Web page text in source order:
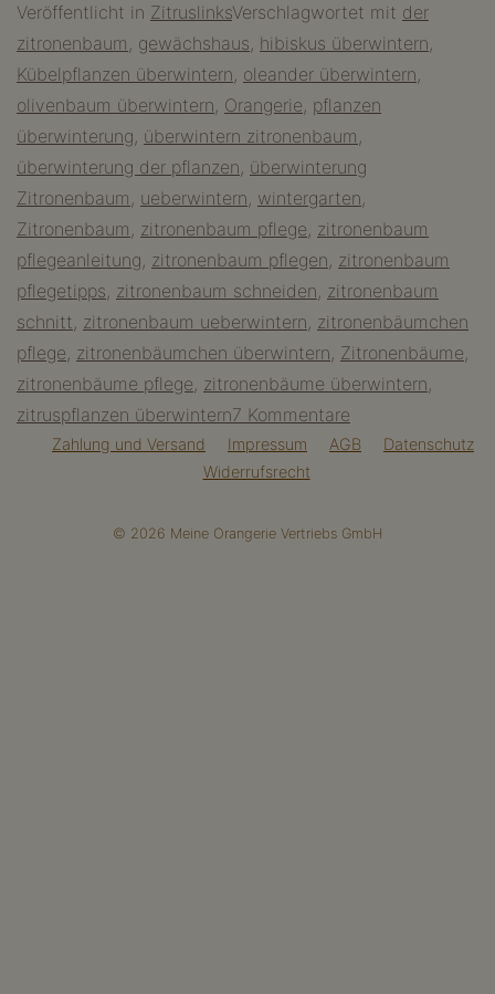
Zitronenbaum
Veröffentlicht in ZitruslinksVerschlagwortet mit der
zitronenbaum , gewächshaus, hibiskus überwintern,
Kübelpflanzen überwintern, oleander überwintern,
olivenbaum überwintern, Orangerie, pflanzen
überwinterung, überwintern zitronenbaum ,
überwinterung der pflanzen, überwinterung
Zitronenbaum , ueberwintern, wintergarten,
Zitronenbaum , zitronenbaum pflege, zitronenbaum
pflegeanleitung, zitronenbaum pflegen, zitronenbaum
pflegetipps, zitronenbaum schneiden, zitronenbaum
schnitt, zitronenbaum ueberwintern, zitronenbäumchen
pflege, zitronenbäumchen überwintern, Zitronenbäume,
zitronenbäume pflege, zitronenbäume überwintern,
zitruspflanzen überwintern7 Kommentare
Überwinterung
Zahlung und Versand Impressum AGB
Datenschutz
Widerrufsrecht
© 2026 Meine Orangerie Vertriebs GmbH